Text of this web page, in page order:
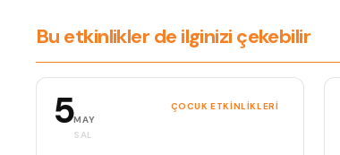
Bu etkinlikler de ilginizi çekebilir
5MAY
SAL
ÇOCUK ETKINLIKLERI